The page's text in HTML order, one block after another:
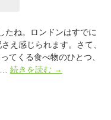
たね。ロンドンはすでに
え感じられます。さて、
てくる食べ物のひとつ、
… 続きを読む 9
→